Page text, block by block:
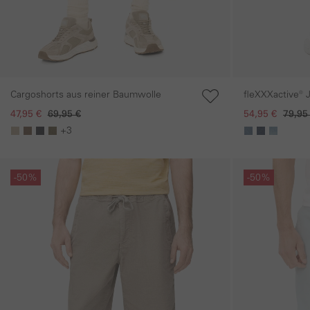
Cargoshorts aus reiner Baumwolle
47,95 €
69,95 €
+3
fleXXXactive®
Baumwollmix
54,95 € 79,95
-50% -50%